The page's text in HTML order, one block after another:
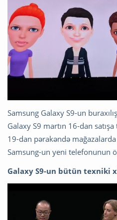
Samsung Galaxy S9-un
Galaxy S9 martın 16-dan
19-dan pərakəndə
Samsung-un yeni telefonunun
Galaxy S9-un bütün texniki